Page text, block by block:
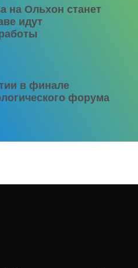
на Ольхон станет
идут
в финале
форума